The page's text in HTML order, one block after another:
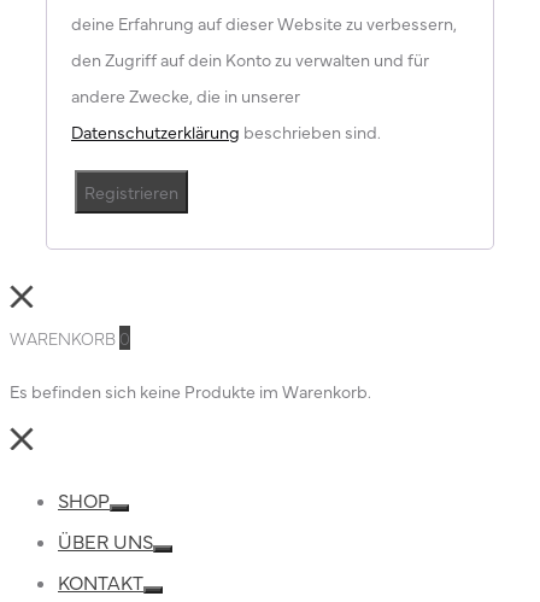
deine Erfahrung auf dieser Website zu verbessern,
den Zugriff auf dein Konto zu verwalten und für
andere Zwecke, die in unserer
Datenschutzerklärung beschrieben sind.
Registrieren
Close
WARENKORB 0
Es befinden sich keine Produkte im Warenkorb.
Close
SHOP
ÜBER UNS
KONTAKT